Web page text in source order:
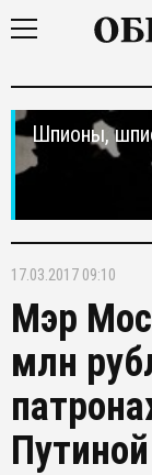
Шпионы,
17.03.2017 09:10
Мэр
млн
Путиной